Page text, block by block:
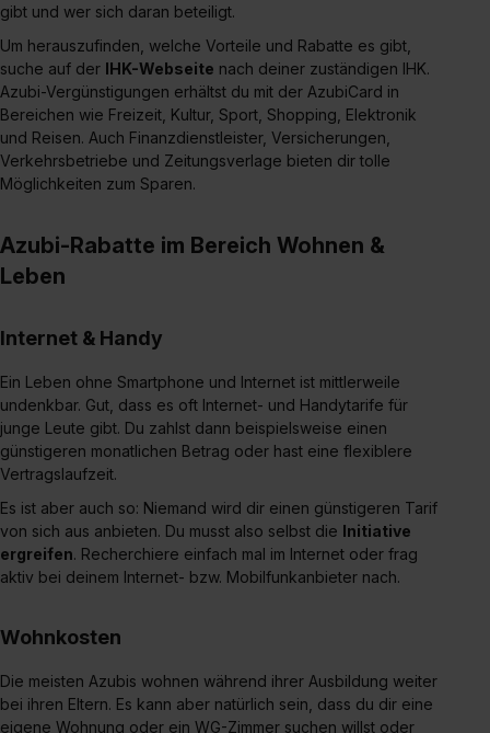
gibt und wer sich daran beteiligt.
Um herauszufinden, welche Vorteile und Rabatte es gibt,
suche auf der IHK-Webseite nach deiner zuständigen IHK.
Azubi-Vergünstigungen erhältst du mit der AzubiCard in
Bereichen wie Freizeit, Kultur, Sport, Shopping, Elektronik
und Reisen. Auch Finanzdienstleister, Versicherungen,
Verkehrsbetriebe und Zeitungsverlage bieten dir tolle
Möglichkeiten zum Sparen.
Azubi-Rabatte im Bereich Wohnen &
Leben
Internet & Handy
Ein Leben ohne Smartphone und Internet ist mittlerweile
undenkbar. Gut, dass es oft Internet- und Handytarife für
junge Leute gibt. Du zahlst dann beispielsweise einen
günstigeren monatlichen Betrag oder hast eine flexiblere
Vertragslaufzeit.
Es ist aber auch so: Niemand wird dir einen günstigeren Tarif
von sich aus anbieten. Du musst also selbst die Initiative
ergreifen. Recherchiere einfach mal im Internet oder frag
aktiv bei deinem Internet- bzw. Mobilfunkanbieter nach.
Wohnkosten
Die meisten Azubis wohnen während ihrer Ausbildung weiter
bei ihren Eltern. Es kann aber natürlich sein, dass du dir eine
eigene Wohnung oder ein WG-Zimmer suchen willst oder